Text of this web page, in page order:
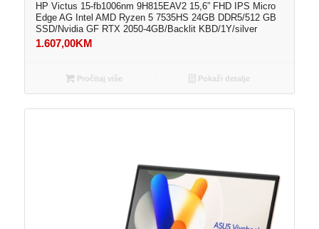
HP Victus 15-fb1006nm 9H815EAV2 15,6” FHD IPS Micro
Edge AG Intel AMD Ryzen 5 7535HS 24GB DDR5/512 GB
SSD/Nvidia GF RTX 2050-4GB/Backlit KBD/1Y/silver
1.607,00KM
Pročitaj više Pokaži detalje